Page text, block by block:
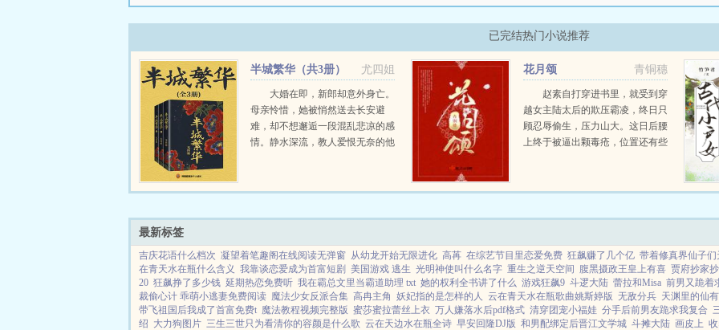
已完结热门小说推荐
尤四姐
半城繁华（共3册）
大婚在即，新郎却意外身亡。
母亲怜惜，她被悄然送去长安避
难，却不想邂逅一段混乱悲凉的感
情。静水深流，教人爱恨无奈的他
只求一世荣华，将人生随意托付？
青铜穗
花月颂
赵素自打穿进书里，就受到穿
越女主陆太后的欺压霸凌，终日只
顾忍辱偷生，压力山大。这日后腰
上终于被逼出颗毒疮，位置还有些
在京城也算有名有姓，发生这种
最新标签
吉庆花语什么档次 凝望着笔趣阁在线阅读无弹窗 从幼龙开始无限进化 高苒 在综艺节目里恋爱免费 狂飙赚了几个亿 带着修真界仙子
在青天水在瓶什么含义 我靠谈恋爱成为首富短剧 美国游戏 逃生 光明神使叫什么名字 重生之逆天空间 腹黑摄政王皇上有喜 贾府抄家
20 狂飙挣了多少钱 延期热恋免费听 我在霸总文里当霸道助理 txt 她的权利全书讲了什么 游戏狂飙9 斗逻大陆 蕾拉和Misa 前男又跪着
裁偷心计 乖萌小逃妻免费阅读 魔法少女反派合集 高冉主角 妖妃指的是怎样的人 云在青天水在瓶歌曲姚斯婷版 无敌分兵 天渊里的仙
带飞祖国后我成了首富免费t 魔法教程视频完整版 蜜莎蜜拉蕾丝上衣 万人嫌落水后pdf格式 清穿团宠小福娃 分手后前男友跪求我复合
绍 大力狗图片 三生三世只为看清你的容颜是什么歌 云在天边水在瓶全诗 早安回隆DJ版 和男配绑定后晋江文学城 斗摊大陆 画皮上